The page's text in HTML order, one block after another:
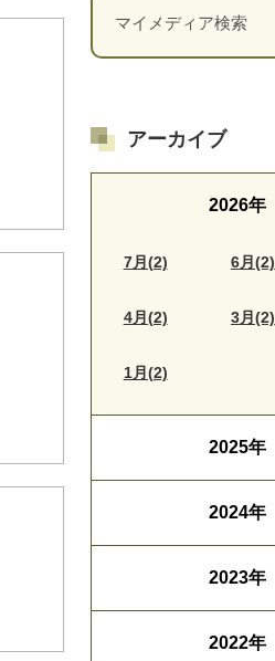
アーカイブ
2026年
7月(2) 6月(2)
4月(2) 3月(2)
1月(2)
2025年
2024年
2023年
2022年